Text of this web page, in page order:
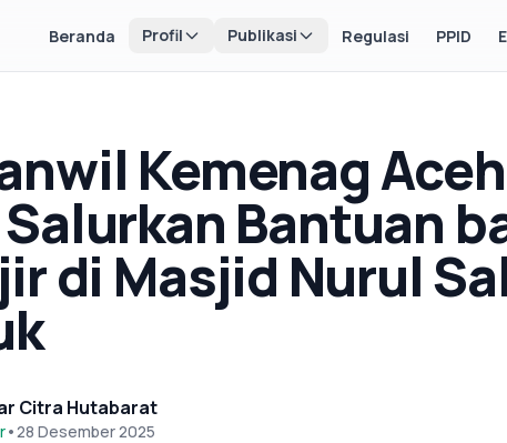
Beranda Profil Publikasi Regulasi PPID
Kemenag
Bantuan
di Masjid Nurul
Citra Hutabarat
•28 Desember 2025